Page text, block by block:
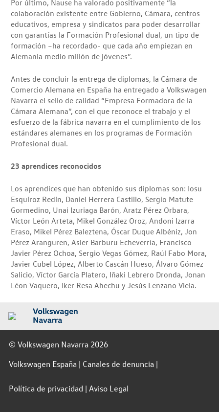
Por último, Nause ha valorado positivamente “la
colaboración existente entre Gobierno, Cámara, centros
educativos, empresa y sindicatos para poder desarrollar
con garantías la Formación Profesional dual, un tipo de
formación –ha recordado- que cada año empiezan en
Alemania medio millón de jóvenes”.
Antes de concluir la entrega de diplomas, la Cámara de
Comercio Alemana en España ha entregado a Volkswagen
Navarra el sello de calidad “Empresa Formadora de la
Cámara Alemana”, con el que reconoce el trabajo y el
esfuerzo de la fábrica navarra en el cumplimiento de los
estándares alemanes en los programas de Formación
Profesional dual.
23 aprendices reconocidos
Los aprendices que han obtenido sus diplomas son: Iosu
Esquíroz Redín, Daniel Herrera Castillo, Sergio Matute
Gormedino, Unai Izuriaga Barón, Aratz Pérez Orbara,
Víctor León Arteta, Mikel González Oroz, Andoni Izarra
Eraso, Mikel Pérez Baleztena, Óscar Duque Albéniz, Jon
Pérez Aranguren, Asier Barburu Echeverría, Francisco
Javier Pérez Ochoa, Sergio Vegas Gómez, Raúl Fabo Mora,
Javier Cubel López, Alberto Cascán Hueso, Álvaro Gómez
Salicio, Víctor García Platero, Iñaki Lebrero Dronda, Jonan
Léon Vaquero, Iker Resa Ahechu y Jesús Lenzano Viela.
© Volkswagen Navarra 2026
Volkswagen España
Canales de denuncia
Política de privacidad Aviso Legal